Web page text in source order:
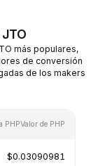
más populares,
de conversión
de los makers
PHPValor de PHP
$0.03090981